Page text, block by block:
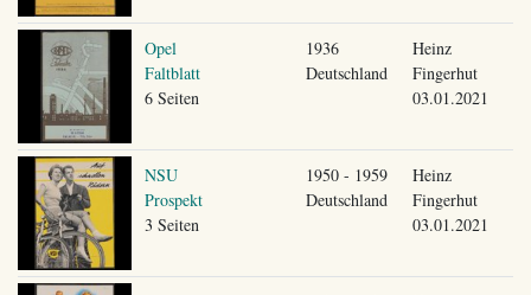
Opel
Faltblatt
6 Seiten
1936
Deutschland
Heinz
Fingerhut
03.01.2021
NSU
Prospekt
3 Seiten
1950 - 1959
Deutschland
Heinz
Fingerhut
03.01.2021